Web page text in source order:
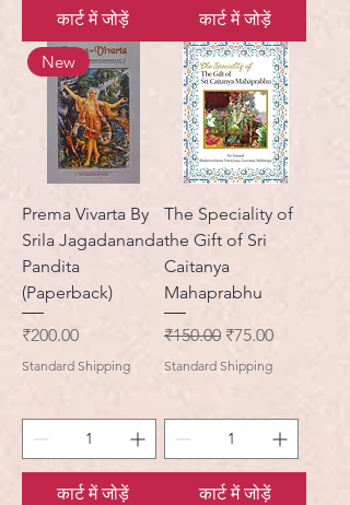
कार्ट में जोड़ें कार्ट में जोड़ें
New
Prema Vivarta By
Srila Jagadananda
Pandita
(Paperback)
मूल्य
₹200.00
Standard Shipping
कार्ट में जोड़ें
The Speciality of
the Gift of Sri
Caitanya
Mahaprabhu
नियमित मूल्य
₹150.00 बिक्री मूल्य
₹75.00
Standard Shipping
कार्ट में जोड़ें